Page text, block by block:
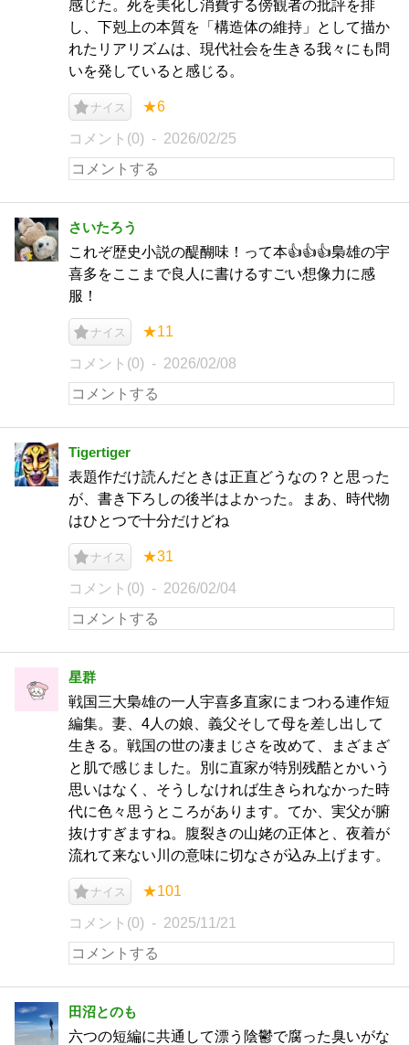
感じた。死を美化し消費する傍観者の批評を排
し、下剋上の本質を「構造体の維持」として描か
れたリアリズムは、現代社会を生きる我々にも問
いを発していると感じる。
ナイス ★6
コメント(0) 2026/02/25
さいたろう
これぞ歴史小説の醍醐味！って本👍👍👍梟雄の宇
喜多をここまで良人に書けるすごい想像力に感
服！
ナイス ★11
コメント(0) 2026/02/08
Tigertiger
表題作だけ読んだときは正直どうなの？と思った
が、書き下ろしの後半はよかった。まあ、時代物
はひとつで十分だけどね
ナイス ★31
コメント(0) 2026/02/04
星群
戦国三大梟雄の一人宇喜多直家にまつわる連作短
編集。妻、4人の娘、義父そして母を差し出して
生きる。戦国の世の凄まじさを改めて、まざまざ
と肌で感じました。別に直家が特別残酷とかいう
思いはなく、そうしなければ生きられなかった時
代に色々思うところがあります。てか、実父が腑
抜けすぎますね。腹裂きの山姥の正体と、夜着が
流れて来ない川の意味に切なさが込み上げます。
ナイス ★101
コメント(0) 2025/11/21
田沼とのも
六つの短編に共通して漂う陰鬱で腐った臭いがな